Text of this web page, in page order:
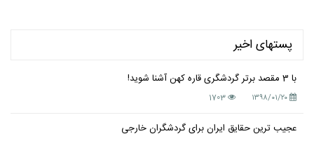
پستهای اخیر
با 3 مقصد برتر گردشگری قاره کهن آشنا شوید!
۱۳۹۸/۰۱/۲۰ 1703
عجیب ترین حقایق ایران برای گردشگران خارجی